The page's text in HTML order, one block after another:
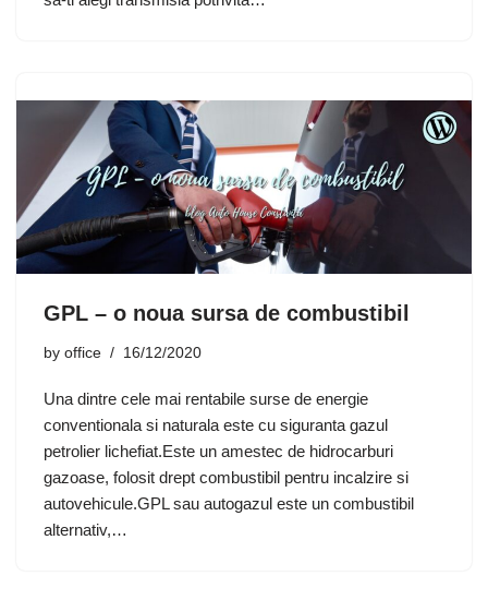
GPL – o noua sursa de combustibil
by office 16/12/2020
Una dintre cele mai rentabile surse de energie
conventionala si naturala este cu siguranta gazul
petrolier lichefiat.Este un amestec de hidrocarburi
gazoase, folosit drept combustibil pentru incalzire si
autovehicule.GPL sau autogazul este un combustibil
alternativ,…